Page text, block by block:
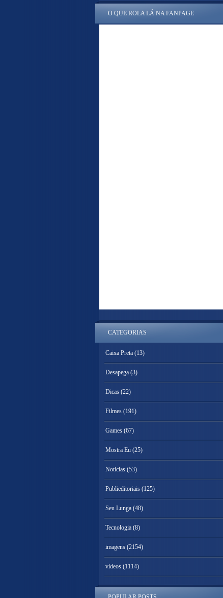
O QUE ROLA LÁ NA FANPAGE
CATEGORIAS
Caixa Preta (13)
Desapega (3)
Dicas (22)
Filmes (191)
Games (67)
Mostra Eu (25)
Noticias (53)
Publieditoriais (125)
Seu Lunga (48)
Tecnologia (8)
imagens (2154)
videos (1114)